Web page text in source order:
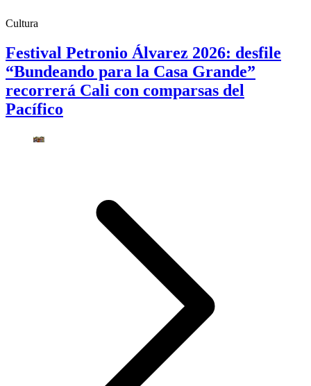
Cultura
Festival Petronio Álvarez 2026: desfile
“Bundeando para la Casa Grande”
recorrerá Cali con comparsas del
Pacífico